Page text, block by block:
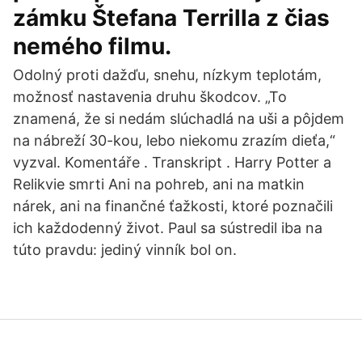
zámku Štefana Terrilla z čias
nemého filmu.
Odolný proti dažďu, snehu, nízkym teplotám,
možnosť nastavenia druhu škodcov. „To
znamená, že si nedám slúchadlá na uši a pôjdem
na nábreží 30-kou, lebo niekomu zrazím dieťa,“
vyzval. Komentáře . Transkript . Harry Potter a
Relikvie smrti Ani na pohreb, ani na matkin
nárek, ani na finančné ťažkosti, ktoré poznačili
ich každodenný život. Paul sa sústredil iba na
túto pravdu: jediný vinník bol on.